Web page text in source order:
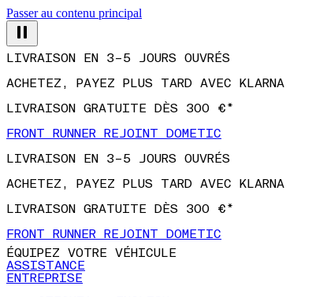
Passer au contenu principal
LIVRAISON EN 3–5 JOURS OUVRÉS
ACHETEZ, PAYEZ PLUS TARD AVEC KLARNA
LIVRAISON GRATUITE DÈS 300 €*
FRONT RUNNER REJOINT DOMETIC
LIVRAISON EN 3–5 JOURS OUVRÉS
ACHETEZ, PAYEZ PLUS TARD AVEC KLARNA
LIVRAISON GRATUITE DÈS 300 €*
FRONT RUNNER REJOINT DOMETIC
ÉQUIPEZ VOTRE VÉHICULE
ASSISTANCE
ENTREPRISE